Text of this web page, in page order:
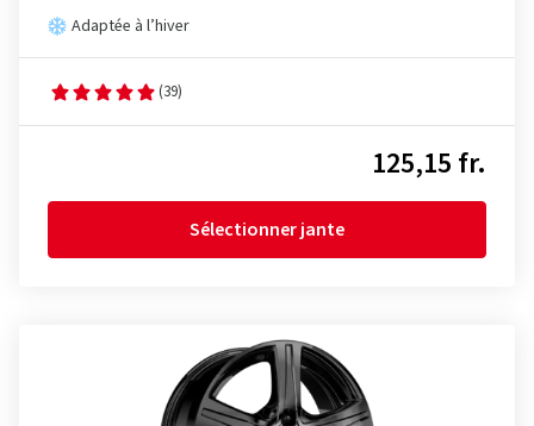
Adaptée à l’hiver
(39)
125,15 fr.
Sélectionner jante